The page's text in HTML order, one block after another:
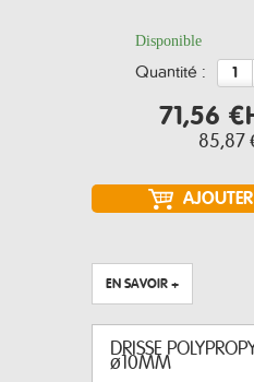
Disponible
quantité :
71,56 €
85,87
EN SAVOIR +
DRISSE
ø10MM